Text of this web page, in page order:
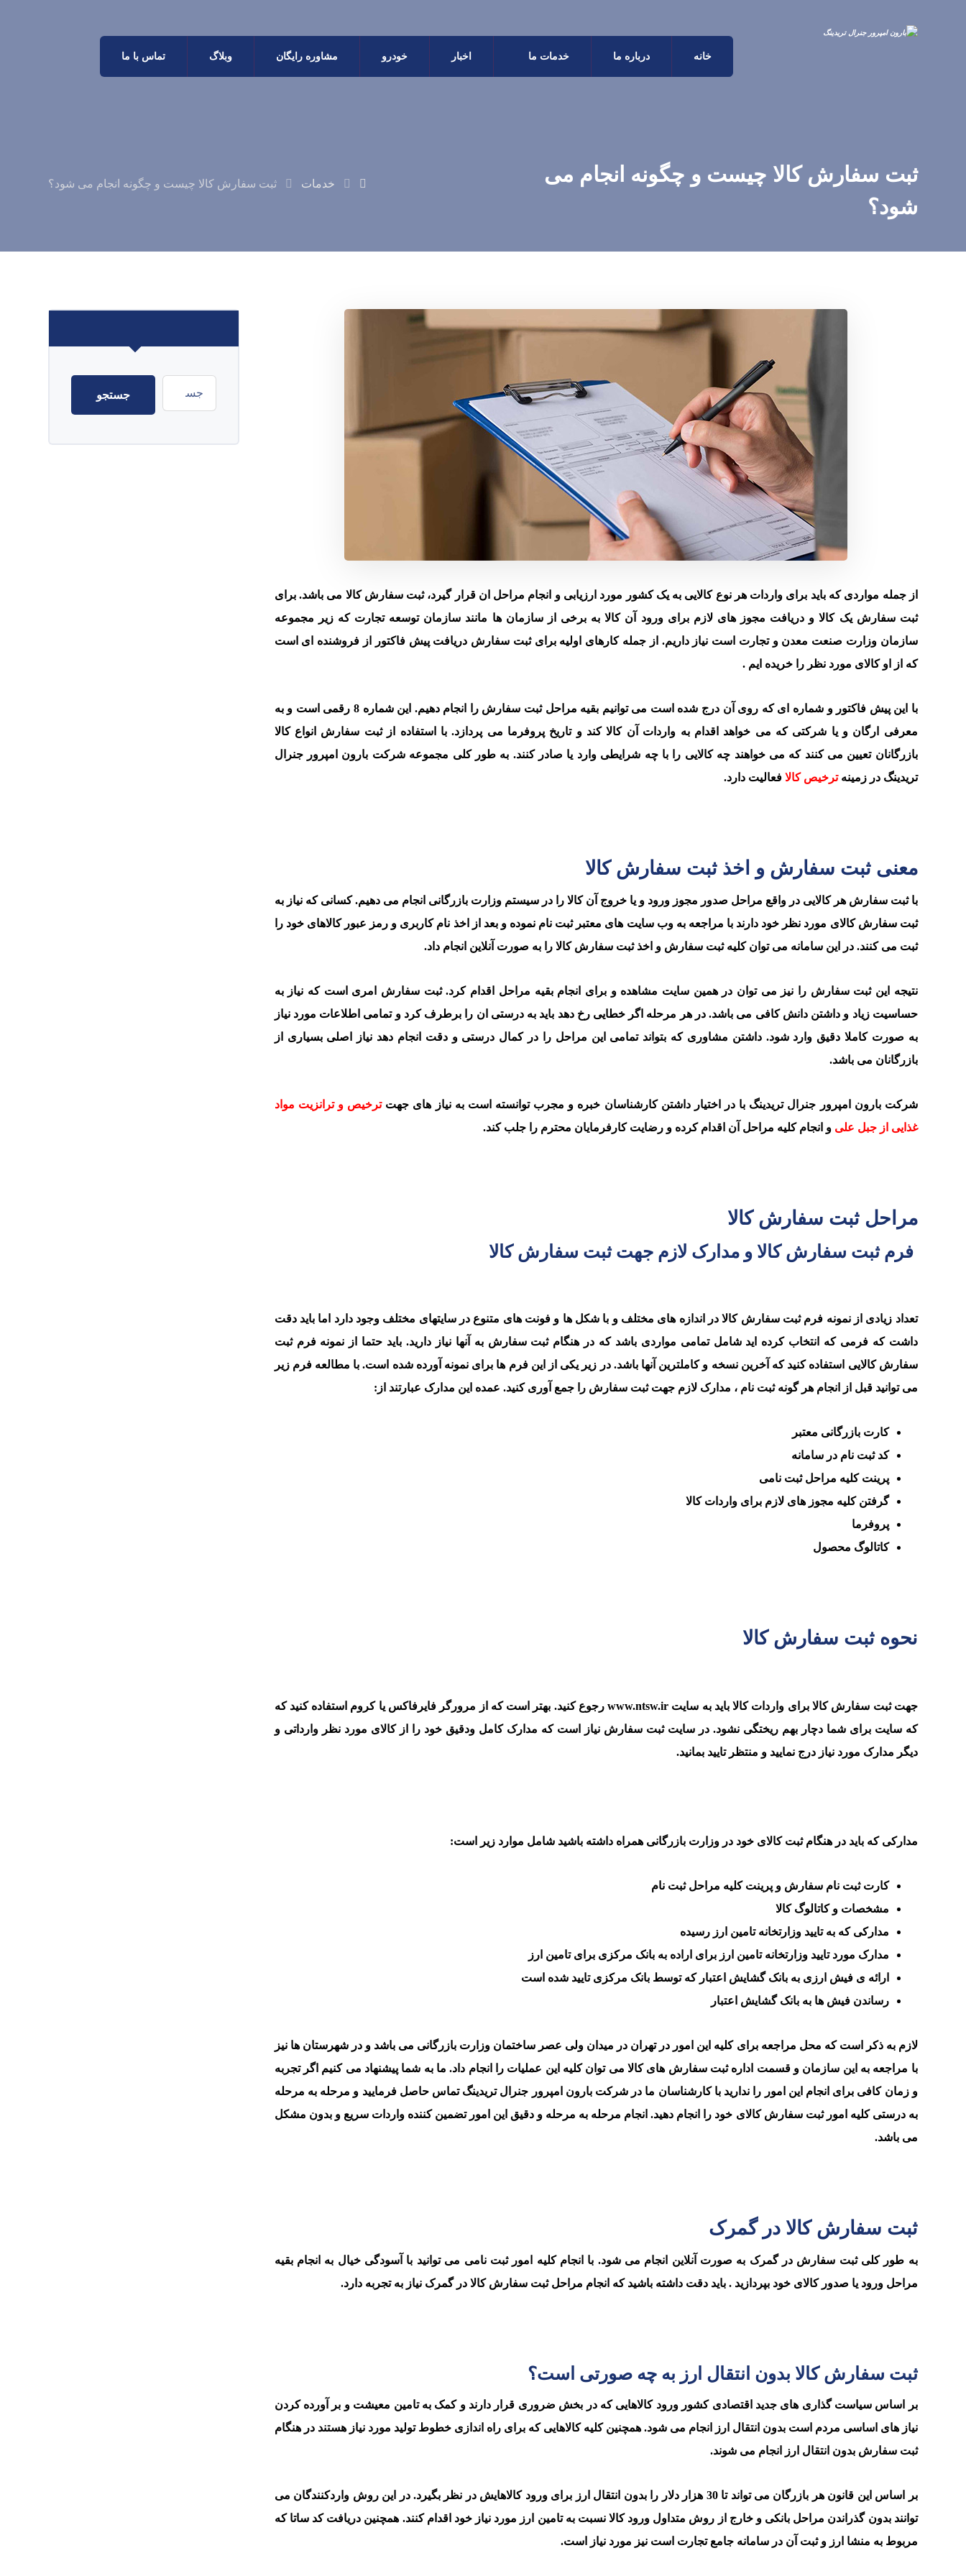
خانه درباره ما خدمات ما اخبار خودرو مشاوره رایگان وبلاگ تماس با ما
ثبت سفارش کالا چیست و چگونه انجام می
شود؟
خدمات ثبت سفارش کالا چیست و چگونه انجام می شود؟
از جمله مواردی که باید برای واردات هر نوع کالایی به یک کشور مورد ارزیابی و انجام مراحل ان قرار گیرد، ثبت سفارش کالا می باشد. برای
ثبت سفارش یک کالا و دریافت مجوز های لازم برای ورود آن کالا به برخی از سازمان ها مانند سازمان توسعه تجارت که زیر مجموعه
سازمان وزارت صنعت معدن و تجارت است نیاز داریم. از جمله کارهای اولیه برای ثبت سفارش دریافت پیش فاکتور از فروشنده ای است
که از او کالای مورد نظر را خریده ایم .
با این پیش فاکتور و شماره ای که روی آن درج شده است می توانیم بقیه مراحل ثبت سفارش را انجام دهیم. این شماره 8 رقمی است و به
معرفی ارگان و یا شرکتی که می خواهد اقدام به واردات آن کالا کند و تاریخ پروفرما می پردازد. با استفاده از ثبت سفارش انواع کالا
بازرگانان تعیین می کنند که می خواهند چه کالایی را با چه شرایطی وارد یا صادر کنند. به طور کلی مجموعه شرکت بارون امپرور جنرال
تریدینگ در زمینهترخیص کالا فعالیت دارد.
معنی ثبت سفارش و اخذ ثبت سفارش کالا
با ثبت سفارش هر کالایی در واقع مراحل صدور مجوز ورود و یا خروج آن کالا را در سیستم وزارت بازرگانی انجام می دهیم. کسانی که نیاز به
ثبت سفارش کالای مورد نظر خود دارند با مراجعه به وب سایت های معتبر ثبت نام نموده و بعد از اخذ نام کاربری و رمز عبور کالاهای خود را
ثبت می کنند. در این سامانه می توان کلیه ثبت سفارش و اخذ ثبت سفارش کالا را به صورت آنلاین انجام داد.
نتیجه این ثبت سفارش را نیز می توان در همین سایت مشاهده و برای انجام بقیه مراحل اقدام کرد. ثبت سفارش امری است که نیاز به
حساسیت زیاد و داشتن دانش کافی می باشد. در هر مرحله اگر خطایی رخ دهد باید به درستی ان را برطرف کرد و تمامی اطلاعات مورد نیاز
به صورت کاملا دقیق وارد شود. داشتن مشاوری که بتواند تمامی این مراحل را در کمال درستی و دقت انجام دهد نیاز اصلی بسیاری از
بازرگانان می باشد.
شرکت بارون امپرور جنرال تریدینگ با در اختیار داشتن کارشناسان خبره و مجرب توانسته است به نیاز های جهتترخیص و ترانزیت مواد
غذایی از جبل علی و انجام کلیه مراحل آن اقدام کرده و رضایت کارفرمایان محترم را جلب کند.
مراحل ثبت سفارش کالا
فرم ثبت سفارش کالا و مدارک لازم جهت ثبت سفارش کالا
تعداد زیادی از نمونه فرم ثبت سفارش کالا در اندازه های مختلف و با شکل ها و فونت های متنوع در سایتهای مختلف وجود دارد اما باید دقت
داشت که فرمی که انتخاب کرده اید شامل تمامی مواردی باشد که در هنگام ثبت سفارش به آنها نیاز دارید. باید حتما از نمونه فرم ثبت
سفارش کالایی استفاده کنید که آخرین نسخه و کاملترین آنها باشد. در زیر یکی از این فرم ها برای نمونه آورده شده است. با مطالعه فرم زیر
می توانید قبل از انجام هر گونه ثبت نام ، مدارک لازم جهت ثبت سفارش را جمع آوری کنید. عمده این مدارک عبارتند از:
کارت بازرگانی معتبر
کد ثبت نام در سامانه
پرینت کلیه مراحل ثبت نامی
گرفتن کلیه مجوز های لازم برای واردات کالا
پروفرما
کاتالوگ محصول
نحوه ثبت سفارش کالا
جهت ثبت سفارش کالا برای واردات کالا باید به سایت www.ntsw.ir رجوع کنید. بهتر است که از مرورگر فایرفاکس یا کروم استفاده کنید که
که سایت برای شما دچار بهم ریختگی نشود. در سایت ثبت سفارش نیاز است که مدارک کامل ودقیق خود را از کالای مورد نظر وارداتی و
دیگر مدارک مورد نیاز درج نمایید و منتظر تایید بمانید.
مدارکی که باید در هنگام ثبت کالای خود در وزارت بازرگانی همراه داشته باشید شامل موارد زیر است:
کارت ثبت نام سفارش و پرینت کلیه مراحل ثبت نام
مشخصات و کاتالوگ کالا
مدارکی که به تایید وزارتخانه تامین ارز رسیده
مدارک مورد تایید وزارتخانه تامین ارز برای اراده به بانک مرکزی برای تامین ارز
ارائه ی فیش ارزی به بانک گشایش اعتبار که توسط بانک مرکزی تایید شده است
رساندن فیش ها به بانک گشایش اعتبار
لازم به ذکر است که محل مراجعه برای کلیه این امور در تهران در میدان ولی عصر ساختمان وزارت بازرگانی می باشد و در شهرستان ها نیز
با مراجعه به این سازمان و قسمت اداره ثبت سفارش های کالا می توان کلیه این عملیات را انجام داد. ما به شما پیشنهاد می کنیم اگر تجربه
و زمان کافی برای انجام این امور را ندارید با کارشناسان ما در شرکت بارون امپرور جنرال تریدینگ تماس حاصل فرمایید و مرحله به مرحله
به درستی کلیه امور ثبت سفارش کالای خود را انجام دهید. انجام مرحله به مرحله و دقیق این امور تضمین کننده واردات سریع و بدون مشکل
می باشد.
ثبت سفارش کالا در گمرک
به طور کلی ثبت سفارش در گمرک به صورت آنلاین انجام می شود. با انجام کلیه امور ثبت نامی می توانید با آسودگی خیال به انجام بقیه
مراحل ورود یا صدور کالای خود بپردازید . باید دقت داشته باشید که انجام مراحل ثبت سفارش کالا در گمرک نیاز به تجربه دارد.
ثبت سفارش کالا بدون انتقال ارز به چه صورتی است؟
بر اساس سیاست گذاری های جدید اقتصادی کشور ورود کالاهایی که در بخش ضروری قرار دارند و کمک به تامین معیشت و بر آورده کردن
نیاز های اساسی مردم است بدون انتقال ارز انجام می شود. همچنین کلیه کالاهایی که برای راه اندازی خطوط تولید مورد نیاز هستند در هنگام
ثبت سفارش بدون انتقال ارز انجام می شوند.
بر اساس این قانون هر بازرگان می تواند تا 30 هزار دلار را بدون انتقال ارز برای ورود کالاهایش در نظر بگیرد. در این روش واردکنندگان می
توانند بدون گذراندن مراحل بانکی و خارج از روش متداول ورود کالا نسبت به تامین ارز مورد نیاز خود اقدام کنند. همچنین دریافت کد ساتا که
مربوط به منشا ارز و ثبت آن در سامانه جامع تجارت است نیز مورد نیاز است.